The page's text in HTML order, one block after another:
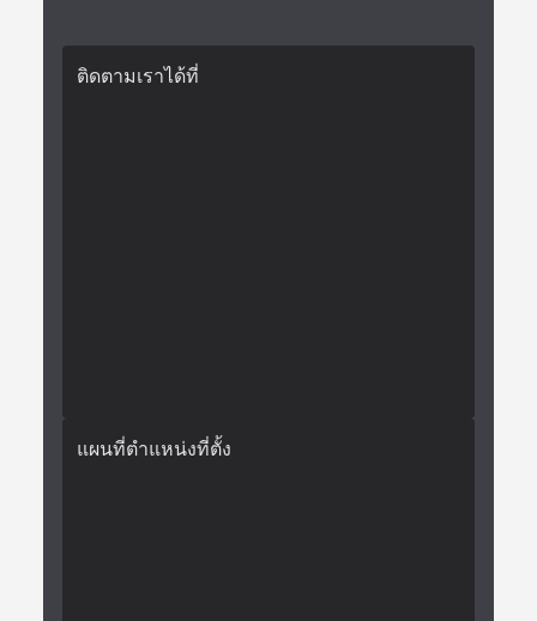
ติดตามเราได้ที่
แผนที่ตำแหน่งที่ตั้ง